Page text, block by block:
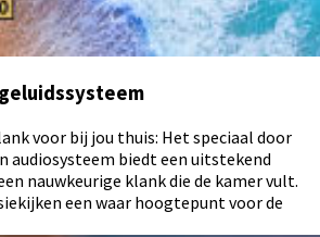
voor bij jou thuis: Het speciaal door
audiosysteem biedt een uitstekend
nauwkeurige klank die de kamer vult.
een waar hoogtepunt voor de